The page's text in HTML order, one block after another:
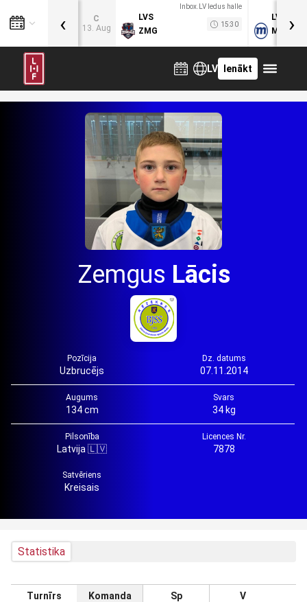
C
13. Aug
Inbox.LV ledus halle
LVS
ZMG
15:30
LVB
MOG
‹ ›
LV Ienākt
Zemgus Lācis
Pozīcija
Uzbrucējs
Dz. datums
07.11.2014
Augums
134 cm
Svars
34 kg
Pilsonība
Latvija 🇱🇻
Licences Nr.
7878
Satvēriens
Kreisais
Statistika
Turnīrs Komanda Sp V